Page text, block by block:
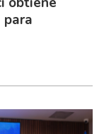
para